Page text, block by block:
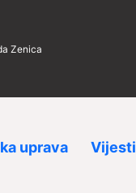
Zenica
uprava Vijesti